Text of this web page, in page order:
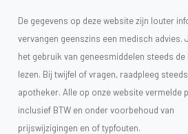
De gegevens op deze website zijn louter
vervangen geenszins een medisch advies.
het gebruik van geneesmiddelen steeds
lezen. Bij twijfel of vragen, raadpleeg
apotheker. Alle op onze website vermelde
inclusief BTW en onder voorbehoud van
prijswijzigingen en of typfouten.